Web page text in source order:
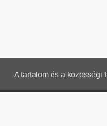
A tartalom és a közösségi